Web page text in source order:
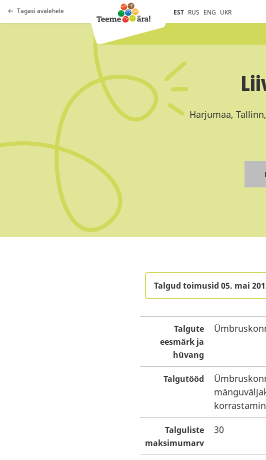
Tagasi avalehele EST RUS ENG UKR
Harjumaa,
Talgud toimusid 05. mai
Talgute
eesmärk ja
hüvang
Talgutööd
Talguliste
maksimumarv
30